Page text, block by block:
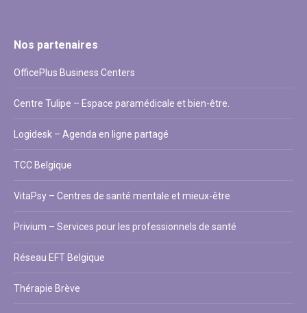
Nos partenaires
OfficePlus Business Centers
Centre Tulipe – Espace paramédicale et bien-être.
Logidesk – Agenda en ligne partagé
TCC Belgique
VitaPsy – Centres de santé mentale et mieux-être
Privium – Services pour les professionnels de santé
Réseau EFT Belgique
Thérapie Brève